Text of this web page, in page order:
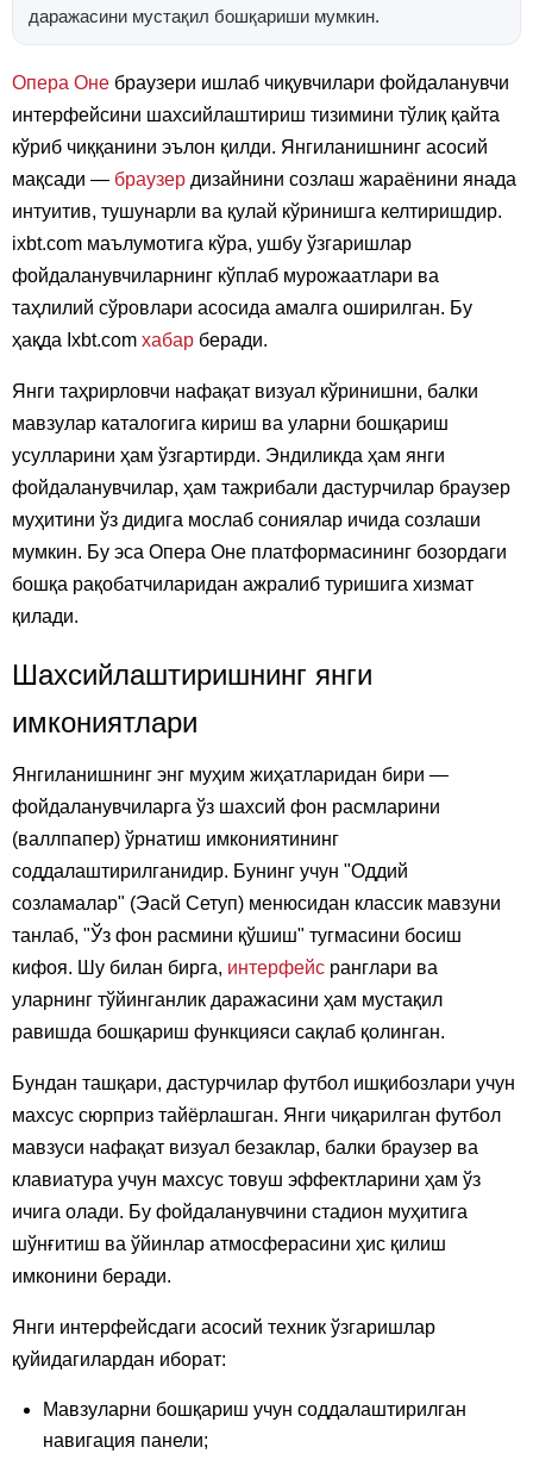
даражасини мустақил бошқариши мумкин.
Опера Оне браузери ишлаб чиқувчилари фойдаланувчи
интерфейсини шахсийлаштириш тизимини тўлиқ қайта
кўриб чиққанини эълон қилди. Янгиланишнинг асосий
мақсади — браузер дизайнини созлаш жараёнини янада
интуитив, тушунарли ва қулай кўринишга келтиришдир.
ixbt.com маълумотига кўра, ушбу ўзгаришлар
фойдаланувчиларнинг кўплаб мурожаатлари ва
таҳлилий сўровлари асосида амалга оширилган. Бу
ҳақда Ixbt.com хабар беради.
Янги таҳрирловчи нафақат визуал кўринишни, балки
мавзулар каталогига кириш ва уларни бошқариш
усулларини ҳам ўзгартирди. Эндиликда ҳам янги
фойдаланувчилар, ҳам тажрибали дастурчилар браузер
муҳитини ўз дидига мослаб сониялар ичида созлаши
мумкин. Бу эса Опера Оне платформасининг бозордаги
бошқа рақобатчиларидан ажралиб туришига хизмат
қилади.
Шахсийлаштиришнинг янги
имкониятлари
Янгиланишнинг энг муҳим жиҳатларидан бири —
фойдаланувчиларга ўз шахсий фон расмларини
(валлпапер) ўрнатиш имкониятининг
соддалаштирилганидир. Бунинг учун "Оддий
созламалар" (Эасй Сетуп) менюсидан классик мавзуни
танлаб, "Ўз фон расмини қўшиш" тугмасини босиш
кифоя. Шу билан бирга, интерфейс ранглари ва
уларнинг тўйинганлик даражасини ҳам мустақил
равишда бошқариш функцияси сақлаб қолинган.
Бундан ташқари, дастурчилар футбол ишқибозлари учун
махсус сюрприз тайёрлашган. Янги чиқарилган футбол
мавзуси нафақат визуал безаклар, балки браузер ва
клавиатура учун махсус товуш эффектларини ҳам ўз
ичига олади. Бу фойдаланувчини стадион муҳитига
шўнғитиш ва ўйинлар атмосферасини ҳис қилиш
имконини беради.
Янги интерфейсдаги асосий техник ўзгаришлар
қуйидагилардан иборат:
Мавзуларни бошқариш учун соддалаштирилган
навигация панели;